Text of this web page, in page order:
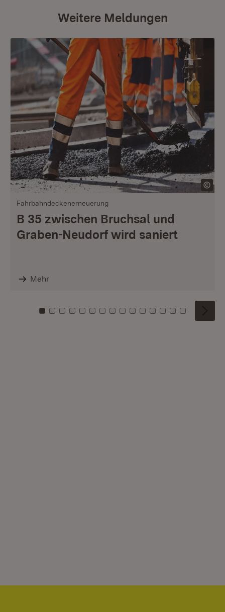
Weitere Meldungen
Fahrbahndeckenerneuerung
B 35 zwischen Bruchsal und
Graben-Neudorf wird saniert
Mehr
Zu Kachel: 0
Zu Kachel: 1
Zu Kachel: 2
Zu Kachel: 3
Zu Kachel: 4
Zu Kachel: 5
Zu Kachel: 6
Zu Kachel: 7
Zu Kachel: 8
Zu Kachel: 9
Zu Kachel: 10
Zu Kachel: 11
Zu Kachel: 12
Zu Kachel:
Zu